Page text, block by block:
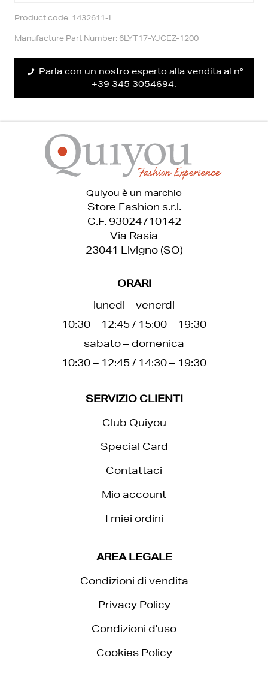
Product code: 1432611-L
Manufacture Part Number: 6LYT17-YJCEZ-1200
Parla con un nostro esperto alla vendita al n°
+39 345 3054694.
Quiyou è un marchio
Store Fashion s.r.l.
C.F. 93024710142
Via Rasia
23041 Livigno (SO)
ORARI
lunedi – venerdi
10:30 – 12:45 / 15:00 – 19:30
sabato – domenica
10:30 – 12:45 / 14:30 – 19:30
SERVIZIO CLIENTI
Club Quiyou
Special Card
Contattaci
Mio account
I miei ordini
AREA LEGALE
Condizioni di vendita
Privacy Policy
Condizioni d'uso
Cookies Policy